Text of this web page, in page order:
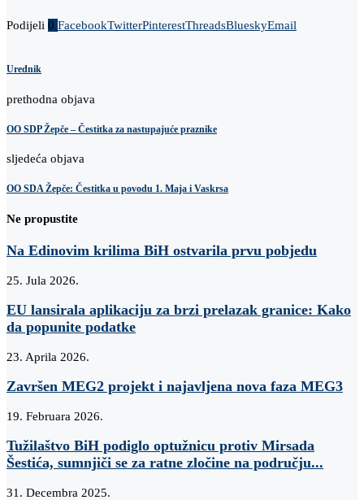
Podijeli 0 FacebookTwitterPinterestThreadsBlueskyEmail
Urednik
prethodna objava
OO SDP Žepče – Čestitka za nastupajuće praznike
sljedeća objava
OO SDA Žepče: Čestitka u povodu 1. Maja i Vaskrsa
Ne propustite
Na Edinovim krilima BiH ostvarila prvu pobjedu
25. Jula 2026.
EU lansirala aplikaciju za brzi prelazak granice: Kako
da popunite podatke
23. Aprila 2026.
Završen MEG2 projekt i najavljena nova faza MEG3
19. Februara 2026.
Tužilaštvo BiH podiglo optužnicu protiv Mirsada
Šestića, sumnjiči se za ratne zločine na području...
31. Decembra 2025.